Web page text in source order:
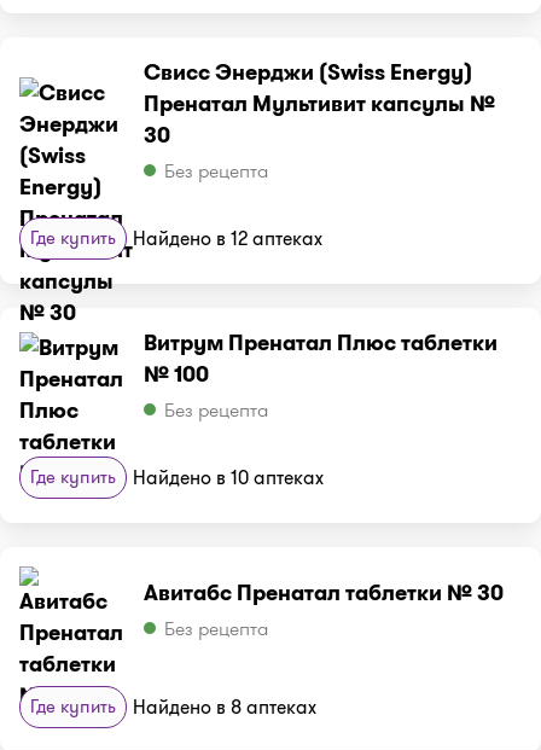
Свисс Энерджи (Swiss Energy)
Пренатал Мультивит капсулы №
30
Без рецепта
Где купить Найдено в 12 аптеках
Витрум Пренатал Плюс таблетки
№ 100
Без рецепта
Где купить Найдено в 10 аптеках
Авитабс Пренатал таблетки № 30
Без рецепта
Где купить Найдено в 8 аптеках